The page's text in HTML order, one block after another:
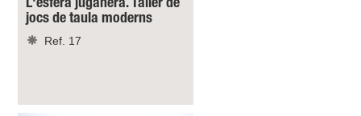
L'esfera juganera. Taller de
jocs de taula moderns
Ref. 17